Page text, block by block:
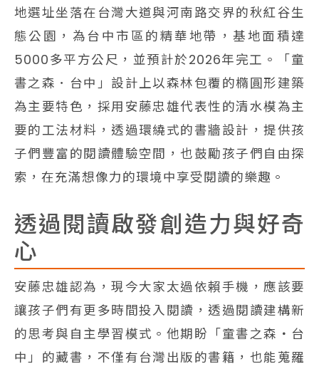
地選址坐落在台灣大道與河南路交界的秋紅谷生
態公園，為台中市區的精華地帶，基地面積達
5000多平方公尺，並預計於2026年完工。「童
書之森．台中」設計上以森林包覆的橢圓形建築
為主要特色，採用安藤忠雄代表性的清水模為主
要的工法材料，透過環繞式的書牆設計，提供孩
子們豐富的閱讀體驗空間，也鼓勵孩子們自由探
索，在充滿想像力的環境中享受閱讀的樂趣。
透過閱讀啟發創造力與好奇
心
安藤忠雄認為，現今大家太過依賴手機，應該要
讓孩子們有更多時間投入閱讀，透過閱讀建構新
的思考與自主學習模式。他期盼「童書之森・台
中」的藏書，不僅有台灣出版的書籍，也能蒐羅